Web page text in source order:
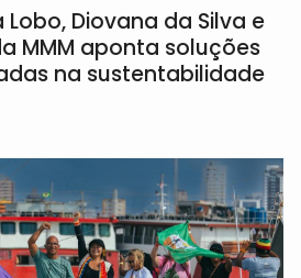
Diovana da Silva e
MMM aponta soluções
na sustentabilidade